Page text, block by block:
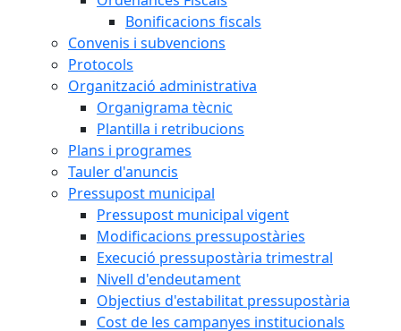
Bonificacions fiscals
Convenis i subvencions
Protocols
Organització administrativa
Organigrama tècnic
Plantilla i retribucions
Plans i programes
Tauler d'anuncis
Pressupost municipal
Pressupost municipal vigent
Modificacions pressupostàries
Execució pressupostària trimestral
Nivell d'endeutament
Objectius d'estabilitat pressupostària
Cost de les campanyes institucionals